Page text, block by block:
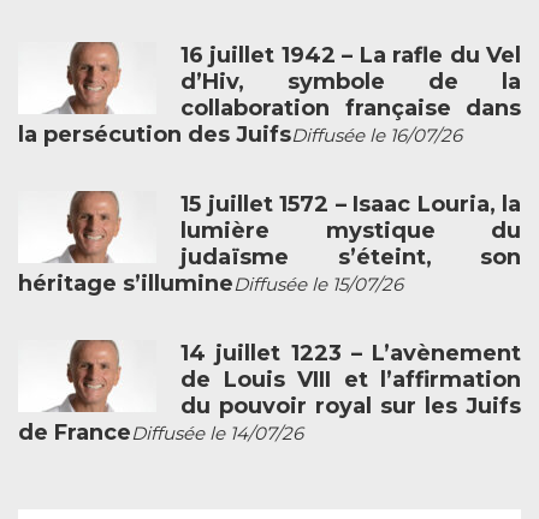
16 juillet 1942 – La rafle du Vel
d’Hiv, symbole de la
collaboration française dans
la persécution des JuifsDiffusée le 16/07/26
15 juillet 1572 – Isaac Louria, la
lumière mystique du
judaïsme s’éteint, son
héritage s’illumineDiffusée le 15/07/26
14 juillet 1223 – L’avènement
de Louis VIII et l’affirmation
du pouvoir royal sur les Juifs
de FranceDiffusée le 14/07/26